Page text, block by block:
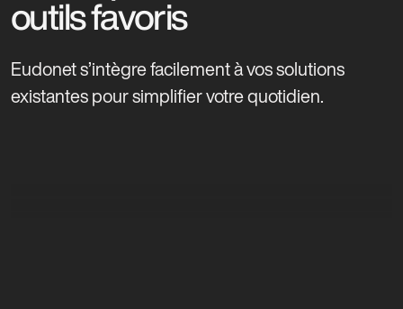
outils favoris
Eudonet s’intègre facilement à vos solutions
existantes pour simplifier votre quotidien.